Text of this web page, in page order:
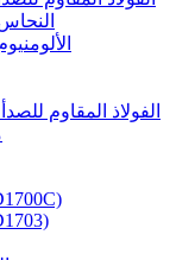
الفولاذ المقاوم